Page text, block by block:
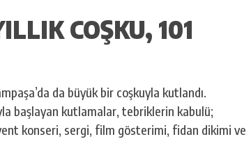
COŞKU, 101
da büyük bir coşkuyla kutlandı.
başlayan kutlamalar, tebriklerin kabulü;
konseri, sergi, film gösterimi, fidan dikimi ve